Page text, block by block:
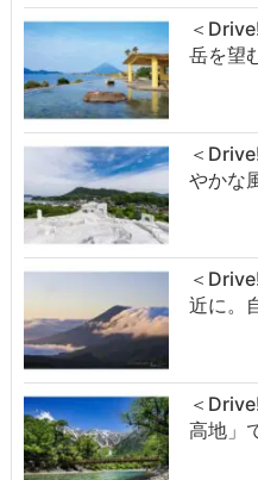
＜
岳を望
＜
やかな
＜
近に。
＜
高地」